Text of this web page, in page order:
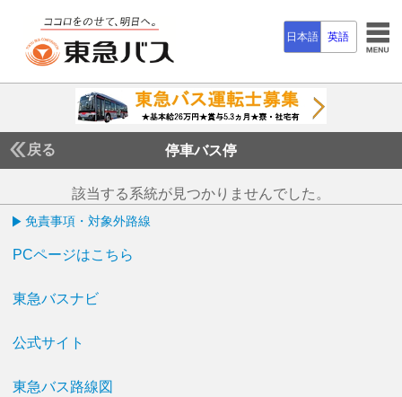
日本語 英語
戻る 停車バス停
該当する系統が見つかりませんでした。
免責事項・対象外路線
PCページはこちら
東急バスナビ
公式サイト
東急バス路線図